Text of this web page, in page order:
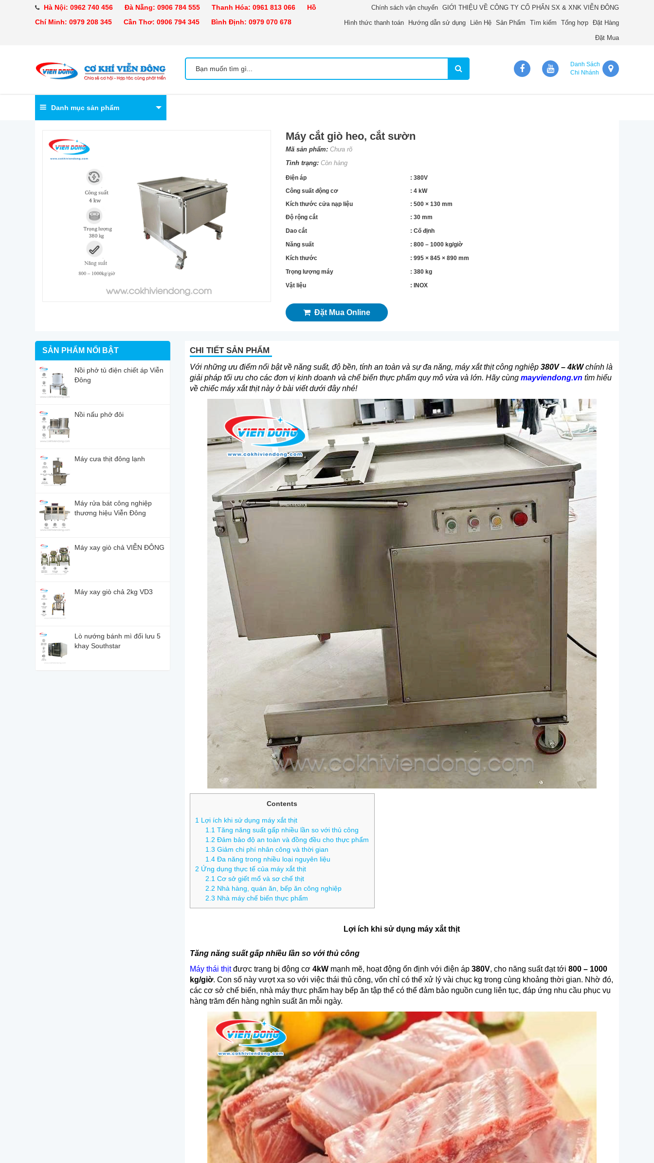
Hà Nội: 0962 740 456 Đà Nẵng: 0906 784 555 Thanh Hóa: 0961 813 066 Hồ
Chí Minh: 0979 208 345 Cần Thơ: 0906 794 345 Bình Định: 0979 070 678
Chính sách vận chuyển GIỚI THIỆU VỀ CÔNG TY CỔ PHẨN SX & XNK VIỄN ĐÔNG
Hình thức thanh toán Hướng dẫn sử dụng Liên Hệ Sản Phẩm Tìm kiếm Tổng hợp Đặt Hàng
Đặt Mua
Danh Sách
Chi Nhánh
Danh mục sản phẩm
Máy cắt giò heo, cắt sườn
Mã sản phẩm: Chưa rõ
Tình trạng: Còn hàng
Điện áp
: 380V
Công suất động cơ
: 4 kW
Kích thước cửa nạp liệu
: 500 × 130 mm
Độ rộng cắt
: 30 mm
Dao cắt
: Cố định
Năng suất
: 800 – 1000 kg/giờ
Kích thước
: 995 × 845 × 890 mm
Trọng lượng máy
: 380 kg
Vật liệu
: INOX
Đặt Mua Online
CHI TIẾT SẢN PHẨM
Với những ưu điểm nổi bật về năng suất, độ bền, tính an toàn và sự đa năng, máy xắt thịt công nghiệp 380V – 4kWchính là
giải pháp tối ưu cho các đơn vị kinh doanh và chế biến thực phẩm quy mô vừa và lớn. Hãy cùng mayviendong.vn tìm hiểu
về chiếc máy xắt thịt này ở bài viết dưới đây nhé!
Contents
1 Lợi ích khi sử dụng máy xắt thịt
1.1 Tăng năng suất gấp nhiều lần so với thủ công
1.2 Đảm bảo độ an toàn và đồng đều cho thực phẩm
1.3 Giảm chi phí nhân công và thời gian
1.4Đa năng trong nhiều loại nguyên liệu
2 Ứng dụng thực tế của máy xắt thịt
2.1 Cơ sở giết mổ và sơ chế thịt
2.2 Nhà hàng, quán ăn, bếp ăn công nghiệp
2.3 Nhà máy chế biến thực phẩm
Lợi ích khi sử dụng máy xắt thịt
Tăng năng suất gấp nhiều lần so với thủ công
Máy thái thịt được trang bị động cơ 4kWmạnh mẽ, hoạt động ổn định với điện áp 380V, cho năng suất đạt tới 800 – 1000
kg/giờ. Con số này vượt xa so với việc thái thủ công, vốn chỉ có thể xử lý vài chục kg trong cùng khoảng thời gian. Nhờ đó,
các cơ sở chế biến, nhà máy thực phẩm hay bếp ăn tập thể có thể đảm bảo nguồn cung liên tục, đáp ứng nhu cầu phục vụ
hàng trăm đến hàng nghìn suất ăn mỗi ngày.
SẢN PHẨM NỔI BẬT
Nồi phở tủ điện chiết áp Viễn
Đông
Nồi nấu phở đôi
Máy cưa thịt đông lạnh
Máy rửa bát công nghiệp
thương hiệu Viễn Đông
Máy xay giò chả VIỄN ĐÔNG
Máy xay giò chả 2kg VD3
Lò nướng bánh mì đối lưu 5
khay Southstar